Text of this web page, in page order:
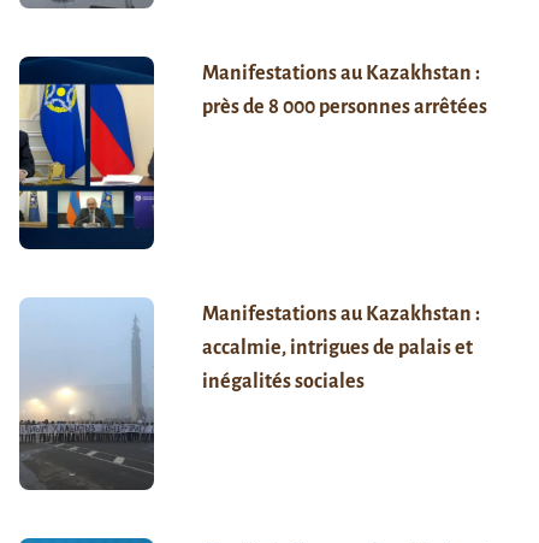
Manifestations au Kazakhstan :
près de 8 000 personnes arrêtées
Manifestations au Kazakhstan :
accalmie, intrigues de palais et
inégalités sociales